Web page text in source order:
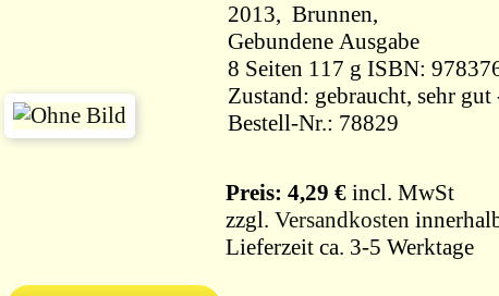
2013, Brunnen,
Gebundene Ausgabe
8 Seiten 117 g ISBN:
Zustand: gebraucht, sehr
Bestell-Nr.: 78829
Preis: 4,29 € incl. MwSt
zzgl. Versandkosten
Lieferzeit ca. 3-5 Werktage